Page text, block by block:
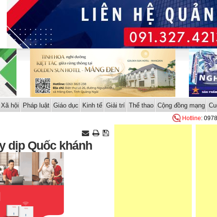
Xã hội Pháp luật Giáo dục Kinh tế Giải trí Thể thao Cộng đồng mạng
Hotline:
dịp Quốc khánh